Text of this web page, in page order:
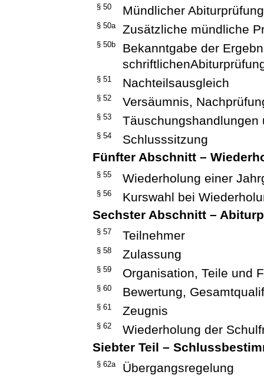
§ 50 Mündlicher
§ 50a Zusätzliche mündliche
§ 50b
Bekanntgabe der
§ 51 Nachteilsausgleich
§ 52 Versäumnis,
§ 53
§ 54
Schlusssitzung
Fünfter Abschnitt –
§ 55 Wiederholung einer
§ 56
Kurswahl bei
Sechster Abschnitt –
§ 57 Teilnehmer
§ 58 Zulassung
§ 59 Organisation, Teile und
§ 60 Bewertung,
§ 61 Zeugnis
§ 62
Wiederholung der
Siebter Teil –
§ 62a Übergangsregelung